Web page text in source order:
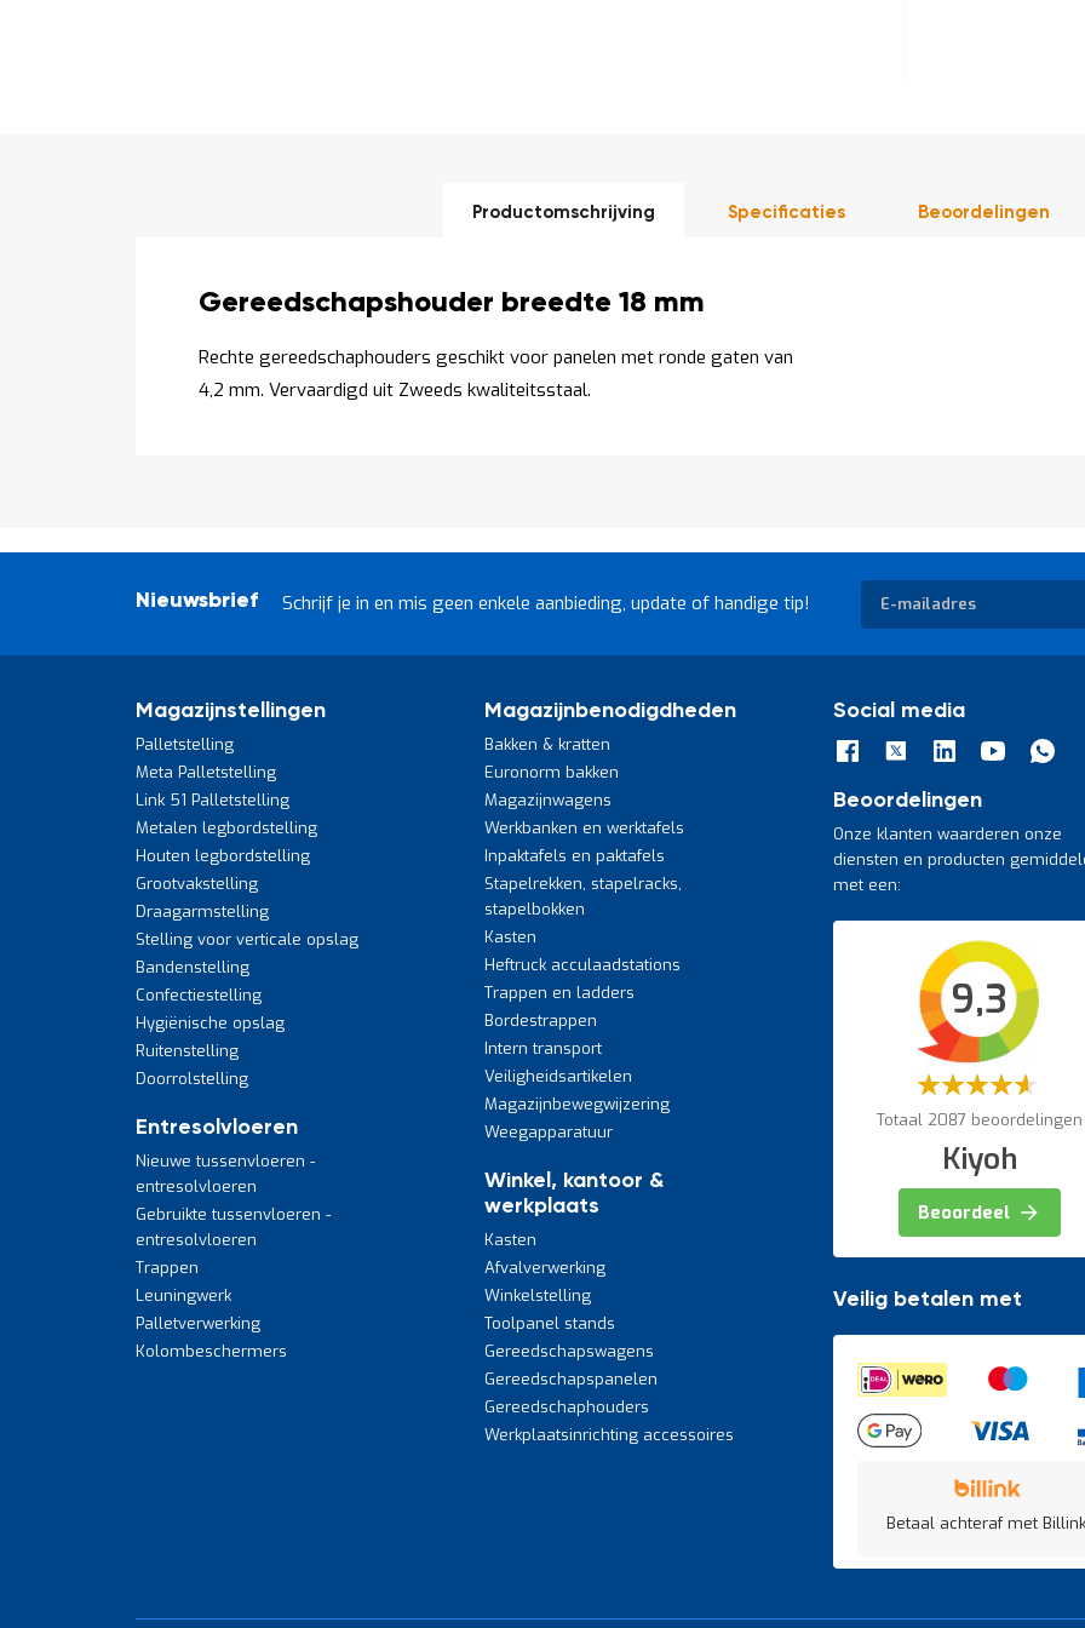
Productomschrijving
Productomschrijving
Gereedschapshouder breedte 18 mm
Rechte gereedschaphouders geschikt voor panelen met ronde gaten van
4,2 mm. Vervaardigd uit Zweeds kwaliteitsstaal.
Specificaties Beoordelingen
Nieuwsbrief Schrijf je in en mis geen enkele aanbieding, update of handige tip!
Abonneer
op
onze
Magazijnstellingen
Palletstelling
Meta Palletstelling
Link 51 Palletstelling
Metalen legbordstelling
Houten legbordstelling
Grootvakstelling
Draagarmstelling
Stelling voor verticale opslag
Bandenstelling
Confectiestelling
Hygiënische opslag
Ruitenstelling
Doorrolstelling
Entresolvloeren
Nieuwe tussenvloeren -
entresolvloeren
Gebruikte tussenvloeren -
entresolvloeren
Trappen
Leuningwerk
Palletverwerking
Kolombeschermers
Magazijnbenodigdheden
Bakken & kratten
Euronorm bakken
Magazijnwagens
Werkbanken en werktafels
Inpaktafels en paktafels
Stapelrekken, stapelracks,
stapelbokken
Kasten
Heftruck acculaadstations
Trappen en ladders
Bordestrappen
Intern transport
Veiligheidsartikelen
Magazijnbewegwijzering
Weegapparatuur
Winkel, kantoor &
werkplaats
Kasten
Afvalverwerking
Winkelstelling
Toolpanel stands
Gereedschapswagens
Gereedschapspanelen
Gereedschaphouders
Werkplaatsinrichting accessoires
Social media
Beoordelingen
Onze klanten waarderen onze
diensten en producten
met een:
9,3
Waardering:
Totaal 2087 beoordelingen
Kiyoh
Beoordeel
Veilig betalen met
Betaal achteraf met